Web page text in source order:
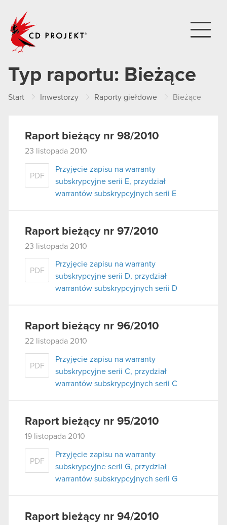
Typ raportu: Bieżące
Start Inwestorzy Raporty giełdowe Bieżące
Raport bieżący nr 98/2010
23 listopada 2010
PDF
Przyjęcie zapisu na warranty
subskrypcyjne serii E, przydział
warrantów subskrypcyjnych serii E
Raport bieżący nr 97/2010
23 listopada 2010
PDF
Przyjęcie zapisu na warranty
subskrypcyjne serii D, przydział
warrantów subskrypcyjnych serii D
Raport bieżący nr 96/2010
22 listopada 2010
PDF
Przyjęcie zapisu na warranty
subskrypcyjne serii C, przydział
warrantów subskrypcyjnych serii C
Raport bieżący nr 95/2010
19 listopada 2010
PDF
Przyjęcie zapisu na warranty
subskrypcyjne serii G, przydział
warrantów subskrypcyjnych serii G
Raport bieżący nr 94/2010